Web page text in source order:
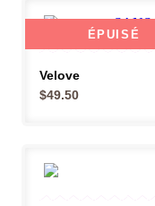
Velove
$49.50
ÉPUISÉ